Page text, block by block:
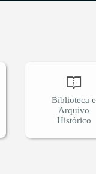
Biblioteca e
Arquivo
Histórico